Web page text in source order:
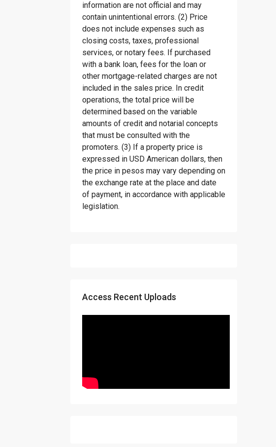
information are not official and may
contain unintentional errors. (2) Price
does not include expenses such as
closing costs, taxes, professional
services, or notary fees. If purchased
with a bank loan, fees for the loan or
other mortgage-related charges are not
included in the sales price. In credit
operations, the total price will be
determined based on the variable
amounts of credit and notarial concepts
that must be consulted with the
promoters. (3) If a property price is
expressed in USD American dollars, then
the price in pesos may vary depending on
the exchange rate at the place and date
of payment, in accordance with applicable
legislation.
Access Recent Uploads